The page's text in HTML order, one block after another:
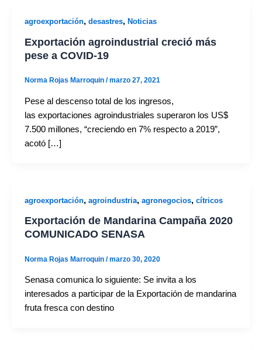
agroexportación, desastres, Noticias
Exportación agroindustrial creció más
pese a COVID-19
Norma Rojas Marroquin /marzo 27, 2021
Pese al descenso total de los ingresos,
las exportaciones agroindustriales superaron los US$
7.500 millones, “creciendo en 7% respecto a 2019”,
acotó […]
agroexportación, agroindustria, agronegocios, cítricos
Exportación de Mandarina Campaña 2020
COMUNICADO SENASA
Norma Rojas Marroquin /marzo 30, 2020
Senasa comunica lo siguiente: Se invita a los
interesados a participar de la Exportación de mandarina
fruta fresca con destino